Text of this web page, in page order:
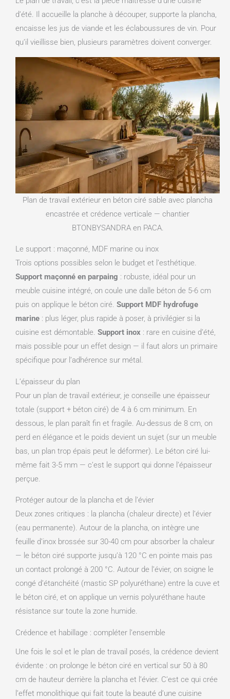
d’été. Il accueille la planche à découper, supporte la plancha,
encaisse les jus de viande et les éclaboussures de vin. Pour
qu’il vieillisse bien, plusieurs paramètres doivent converger.
Plan de travail extérieur en béton ciré sable avec plancha
encastrée et crédence verticale — chantier
BTONBYSANDRA en PACA.
Le support : maçonné, MDF marine ou inox
Trois options possibles selon le budget et l’esthétique.
Support maçonné en parpaing : robuste, idéal pour un
meuble cuisine intégré, on coule une dalle béton de 5-6 cm
puis on applique le béton ciré. Support MDF hydrofuge
marine : plus léger, plus rapide à poser, à privilégier si la
cuisine est démontable. Support inox : rare en cuisine d’été,
mais possible pour un effet design — il faut alors un primaire
spécifique pour l’adhérence sur métal.
L’épaisseur du plan
Pour un plan de travail extérieur, je conseille une épaisseur
totale (support + béton ciré) de 4 à 6 cm minimum. En
dessous, le plan paraît fin et fragile. Au-dessus de 8 cm, on
perd en élégance et le poids devient un sujet (sur un meuble
bas, un plan trop épais peut le déformer). Le béton ciré lui-
même fait 3-5 mm — c’est le support qui donne l’épaisseur
perçue.
Protéger autour de la plancha et de l’évier
Deux zones critiques : la plancha (chaleur directe) et l’évier
(eau permanente). Autour de la plancha, on intègre une
feuille d’inox brossée sur 30-40 cm pour absorber la chaleur
— le béton ciré supporte jusqu’à 120 °C en pointe mais pas
un contact prolongé à 200 °C. Autour de l’évier, on soigne le
congé d’étanchéité (mastic SP polyuréthane) entre la cuve et
le béton ciré, et on applique un vernis polyuréthane haute
résistance sur toute la zone humide.
Crédence et habillage : compléter l’ensemble
Une fois le sol et le plan de travail posés, la crédence devient
évidente : on prolonge le béton ciré en vertical sur 50 à 80
cm de hauteur derrière la plancha et l’évier. C’est ce qui crée
l’effet monolithique qui fait toute la beauté d’une cuisine